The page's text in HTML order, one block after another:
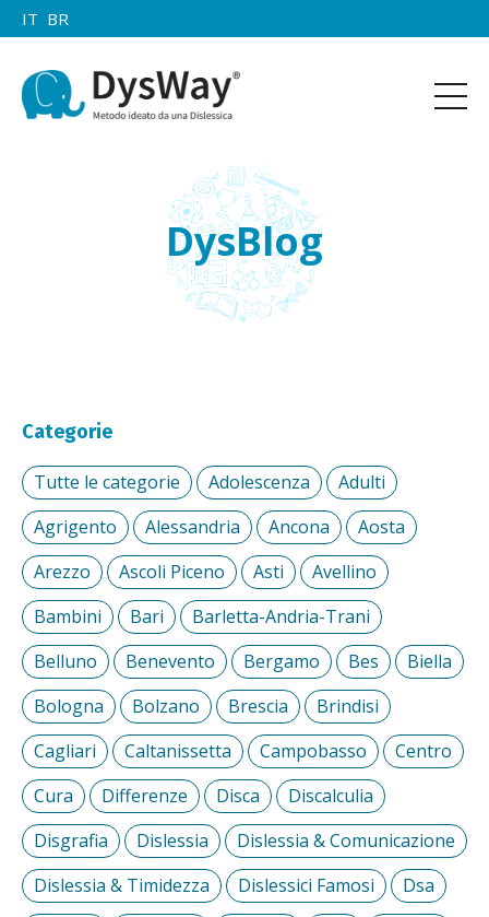
IT BR
DysBlog
Categorie
Tutte le categorie Adolescenza
Adulti
Agrigento
Alessandria Ancona
Aosta
Arezzo
Ascoli Piceno Asti
Avellino
Bambini
Bari
Barletta-Andria-Trani
Belluno
Benevento Bergamo Bes
Biella
Bologna
Bolzano Brescia
Brindisi
Cagliari
Caltanissetta Campobasso
Centro
Cura
Differenze Disca
Discalculia
Disgrafia
Dislessia
Dislessia & Comunicazione
Dislessia & Timidezza
Dislessici Famosi
Dsa